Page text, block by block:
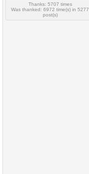
Thanks: 5707 times
Was thanked: 6972 time(s) in 5277
post(s)